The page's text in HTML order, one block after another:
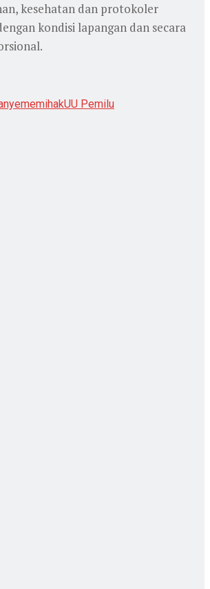
kesehatan dan protokoler
kondisi lapangan dan secara
memihakUU Pemilu